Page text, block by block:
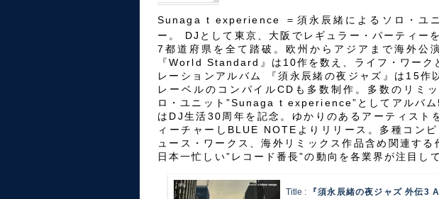
Sunaga t experience ＝須永辰緒によるソロ・ユ
ー。 DJとして東京、大阪でレギュラー・パーティー
7都道府県を全て踏破。欧州からアジアまで海外公
『World Standard』は10作を数え、ライフ・ワーク
レーションアルバム 『須永辰緒の夜ジャズ』は15作
レーベルのコンパイルCDも多数制作。多数のリミ
ロ・ユニット”Sunaga t experience”としてアルバム
はDJ生活30周年を記念。ゆかりのあるアーティスト
ィーチャーしBLUE NOTEよりリリース。多種コン
ュース・ワークス、海外リミックス作品含め関連する
日本一忙しい”レコード番長”の動向を各業界が注目し
Title :
『須永辰緒の夜ジャズ 外伝